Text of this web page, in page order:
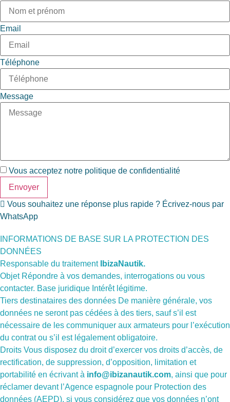
Email
Téléphone
Message
Vous acceptez notre politique de confidentialité
Envoyer
Vous souhaitez une réponse plus rapide ? Écrivez-nous par
WhatsApp
INFORMATIONS DE BASE SUR LA PROTECTION DES
DONNÉES
Responsable du traitement IbizaNautik.
Objet Répondre à vos demandes, interrogations ou vous
contacter. Base juridique Intérêt légitime.
Tiers destinataires des données De manière générale, vos
données ne seront pas cédées à des tiers, sauf s’il est
nécessaire de les communiquer aux armateurs pour l’exécution
du contrat ou s’il est légalement obligatoire.
Droits Vous disposez du droit d’exercer vos droits d’accès, de
rectification, de suppression, d’opposition, limitation et
portabilité en écrivant à info@ibizanautik.com, ainsi que pour
réclamer devant l’Agence espagnole pour Protection des
données (AEPD), si vous considérez que vos données n’ont